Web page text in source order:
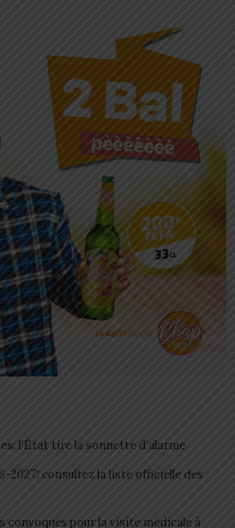
l’État tire la sonnette d’alarme
2027: consultez la liste officielle des
convoqués pour la visite médicale à